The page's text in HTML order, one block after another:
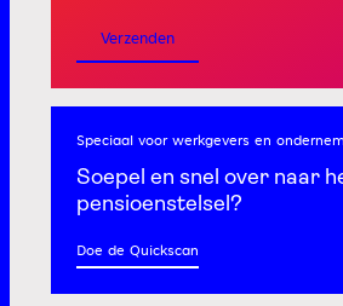
Verzenden
Speciaal voor werkgevers en
Soepel en snel over naar
pensioenstelsel?
Doe de Quickscan